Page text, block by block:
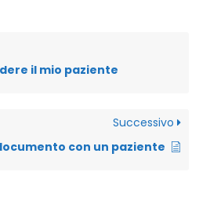
il mio paziente
Successivo
con un paziente